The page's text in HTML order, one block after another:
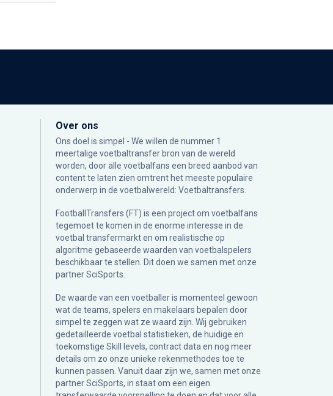
Over ons
Ons doel is simpel - We willen de nummer 1
meertalige voetbaltransfer bron van de wereld
worden, door alle voetbalfans een breed aanbod van
content te laten zien omtrent het meeste populaire
onderwerp in de voetbalwereld: Voetbaltransfers.
FootballTransfers (FT) is een project om voetbalfans
tegemoet te komen in de enorme interesse in de
voetbal transfermarkt en om realistische op
algoritme gebaseerde waarden van voetbalspelers
beschikbaar te stellen. Dit doen we samen met onze
partnerSciSports
De waarde van een voetballer is momenteel gewoon
wat de teams, spelers en makelaars bepalen door
simpel te zeggen wat ze waard zijn. Wij gebruiken
gedetailleerde voetbal statistieken, de huidige en
toekomstige Skill levels, contract data en nog meer
details om zo onze unieke rekenmethodes toe te
kunnen passen. Vanuit daar zijn we, samen met onze
partner SciSports, in staat om een eigen